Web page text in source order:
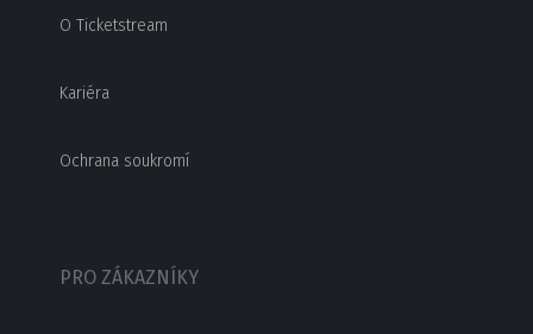
O Ticketstream
Kariéra
Ochrana soukromí
PRO ZÁKAZNÍKY